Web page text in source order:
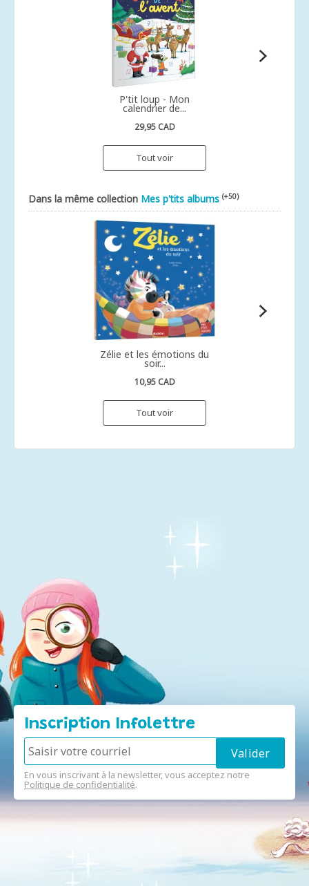
P'tit loup - Mon
calendrier de...
29,95 CAD
Tout voir
Dans la même collection Mes p'tits albums (+50)
Zélie et les émotions du
soir...
10,95 CAD
Tout voir
Inscription Infolettre
En vous inscrivant à la newsletter, vous acceptez notre
Politique de confidentialité.